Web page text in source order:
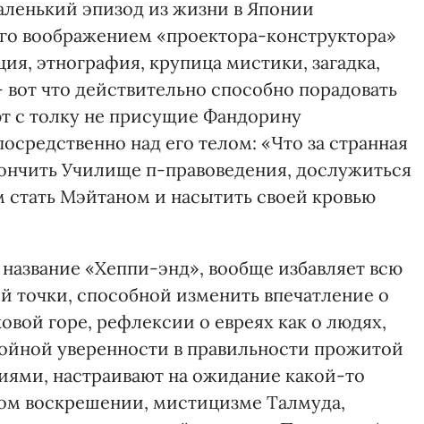
эпизод из жизни в Японии
воображением «проектора-конструктора»
этнография, крупица мистики, загадка,
что действительно способно порадовать
с толку не присущие Фандорину
над его телом: «Что за странная
Училище п-правоведения, дослужиться
Мэйтаном и насытить своей кровью
«Хеппи-энд», вообще избавляет всю
точки, способной изменить впечатление о
горе, рефлексии о евреях как о людях,
уверенности в правильности прожитой
настраивают на ожидание какой-то
воскрешении, мистицизме Талмуда,